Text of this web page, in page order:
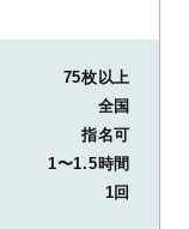
75枚以上
全国
指名可
1〜1.5時間
1回